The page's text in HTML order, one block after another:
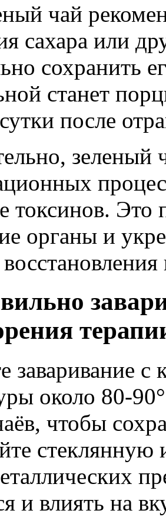
чай
сахара или
сохранить
станет
после
зеленый
токсинов. Это
органы и
заваривание
около 80-
чтобы
и влиять на